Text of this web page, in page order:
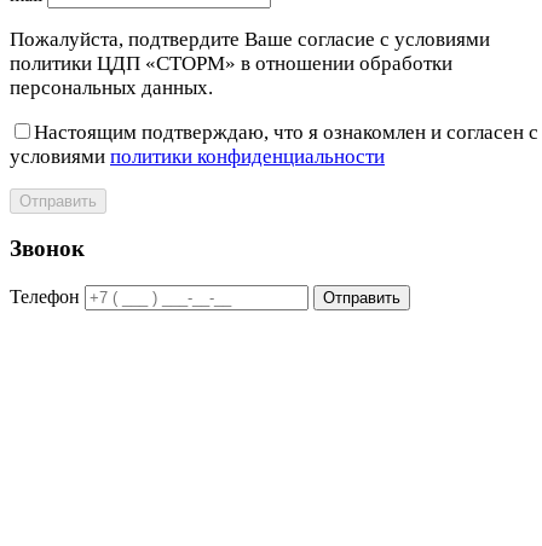
Пожалуйста, подтвердите Ваше согласие с условиями
политики ЦДП «СТОРМ» в отношении обработки
персональных данных.
Настоящим подтверждаю, что я ознакомлен и согласен с
условиями политики конфиденциальности
Отправить
Звонок
Телефон Отправить